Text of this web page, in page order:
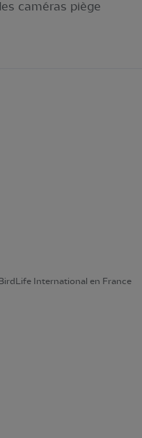
caméras piège
International en France